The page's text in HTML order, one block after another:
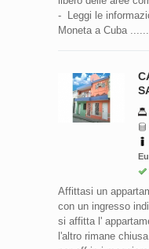
- Leggi le
Moneta a Cuba ......
Affittasi un
con un ingresso
si affitta l'
l'altro rimane